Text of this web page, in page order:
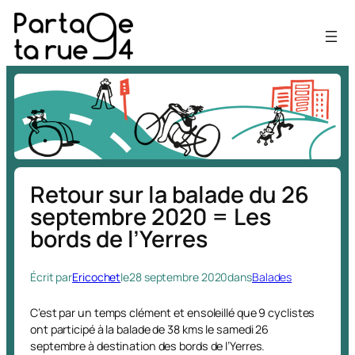
Aller
au
contenu
Retour sur la balade du 26
septembre 2020 = Les
bords de l’Yerres
Écrit parEricochetle28 septembre 2020dansBalades
C’est par un temps clément et ensoleillé que 9 cyclistes
ont participé à la balade de 38 kms le samedi 26
septembre à destination des bords de l’Yerres.